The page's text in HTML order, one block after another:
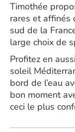
Timothée
rares et affinés
sud de la
large choix de
Profitez en
soleil
bord de l’eau
bon moment
ceci le plus